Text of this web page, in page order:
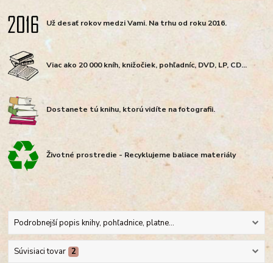
Už desať rokov medzi Vami. Na trhu od roku 2016.
Viac ako 20 000 kníh, knižočiek, pohľadníc, DVD, LP, CD...
Dostanete tú knihu, ktorú vidíte na fotografii.
Životné prostredie - Recyklujeme baliace materiály
Podrobnejší popis knihy, pohľadnice, platne...
Súvisiaci tovar 2